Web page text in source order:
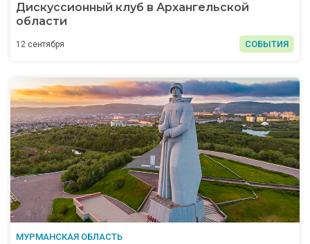
Дискуссионный клуб в Архангельской
области
12 сентября СОБЫТИЯ
МУРМАНСКАЯ ОБЛАСТЬ